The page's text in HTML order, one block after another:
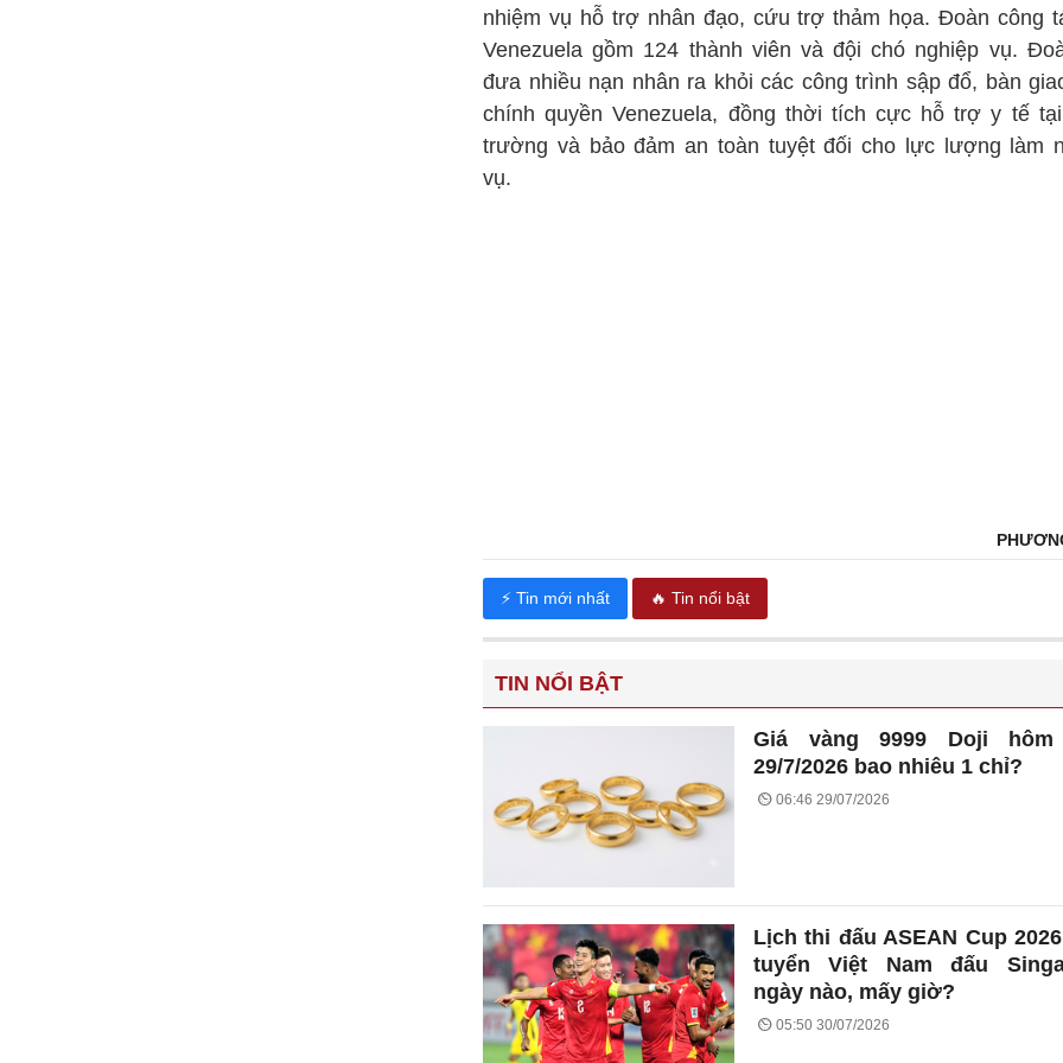
nhiệm vụ hỗ trợ nhân đạo, cứu trợ thảm họa. Đoàn công
Venezuela gồm 124 thành viên và đội chó nghiệp vụ.
đưa nhiều nạn nhân ra khỏi các công trình sập đổ, bàn
chính quyền Venezuela, đồng thời tích cực hỗ trợ y tế
trường và bảo đảm an toàn tuyệt đối cho lực lượng làm
vụ.
⚡ Tin mới nhất 🔥 Tin nổi bật
TIN NỔI BẬT
Giá vàng 9999 Doji hôm
29/7/2026 bao nhiêu 1 chỉ?
06:46 29/07/2026
Lịch thi đấu ASEAN Cup
tuyển Việt Nam đấu
ngày nào, mấy giờ?
05:50 30/07/2026